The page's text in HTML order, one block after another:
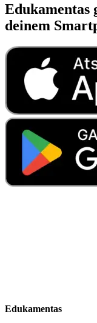
Edukamentas
deinem
Edukamentas